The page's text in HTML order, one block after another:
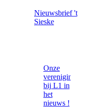
Nieuwsbrief 't
Sieske
Onze
vereniging
bij L1 in
het
nieuws !